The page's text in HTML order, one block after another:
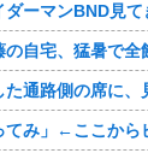
ダーマンBND見て
で全館空調故障…新品交換費
けにも「目を閉じて無視」して居座られました。無理やり
み」←ここからビ